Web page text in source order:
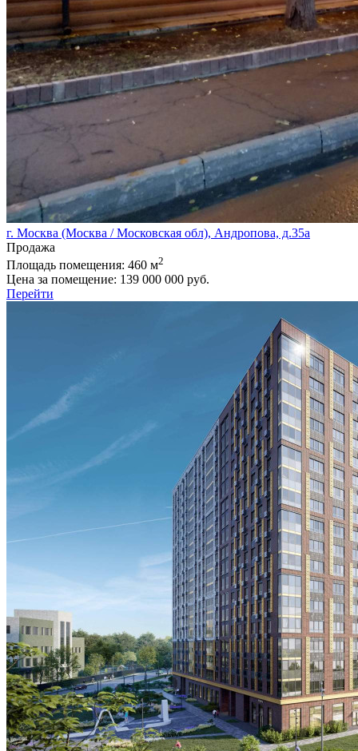
г. Москва (Москва / Московская обл), Андропова, д.35а
Продажа
Площадь помещения: 460 м2
Цена за помещение: 139 000 000 руб.
Перейти